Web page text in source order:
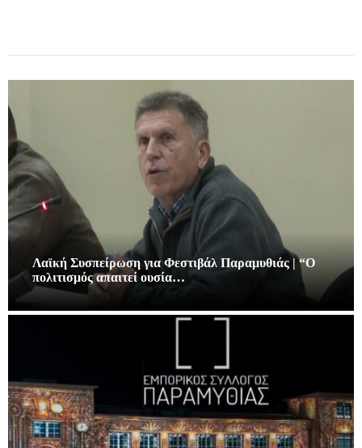
Λαϊκή Συσπείρωση για Φεστιβάλ Παραμυθιάς | “Ο
πολιτισμός απαιτεί ουσία…